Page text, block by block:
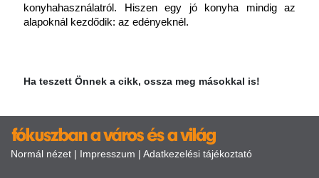
konyhahasználatról. Hiszen egy jó konyha mindig az
alapoknál kezdődik: az edényeknél.
Ha teszett Önnek a cikk, ossza meg másokkal is!
Normál nézet | Impresszum | Adatkezelési tájékoztató